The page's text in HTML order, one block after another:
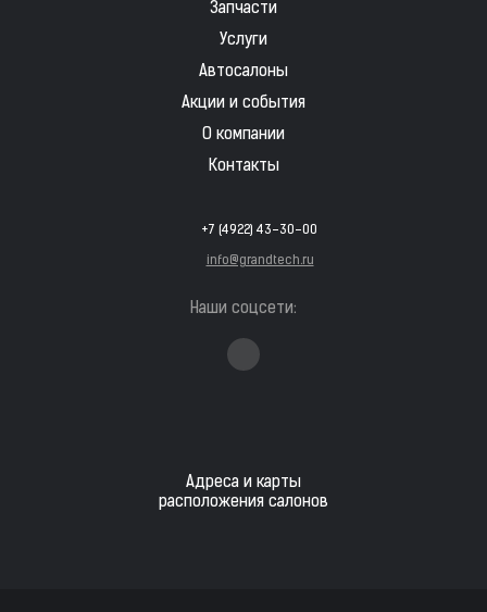
+7 (4922) 43-30-00
info@grandtech.ru
Наши соцсети:
Запчасти
Услуги
Автосалоны
Акции и события
О компании
Контакты
Адреса и карты
расположения салонов